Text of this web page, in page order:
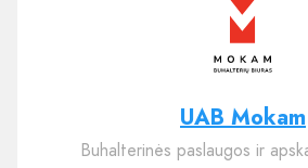
UAB Mokam
Buhalterinės paslaugos ir